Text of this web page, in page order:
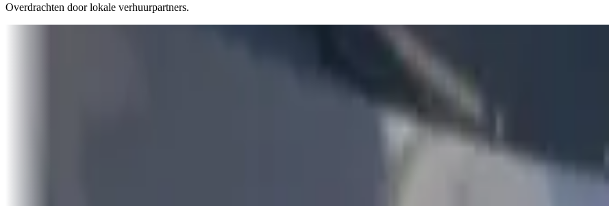
Overdrachten door lokale verhuurpartners.